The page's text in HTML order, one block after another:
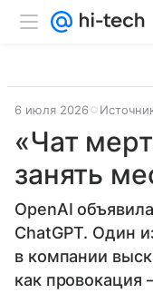
6 июля 2026
«Чат
занять
OpenAI
ChatGPT. Один
в компании
как провокация